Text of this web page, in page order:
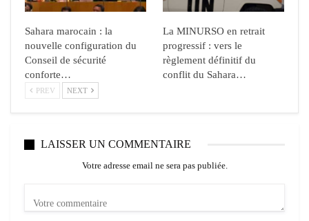
Sahara marocain : la
nouvelle configuration du
Conseil de sécurité
conforte…
La MINURSO en retrait
progressif : vers le
règlement définitif du
conflit du Sahara…
PREV NEXT
LAISSER UN COMMENTAIRE
Votre adresse email ne sera pas publiée.